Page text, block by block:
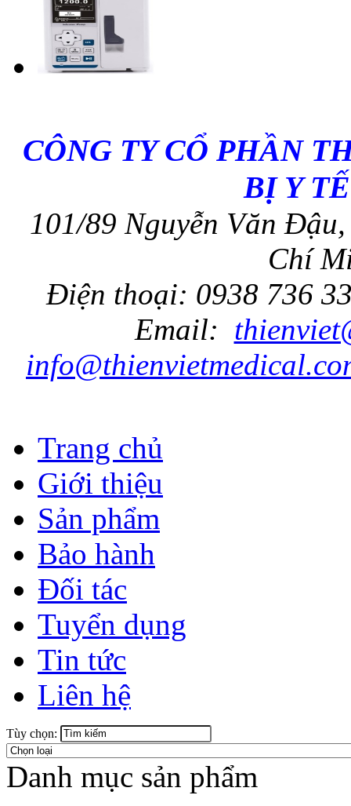
CÔNG TY CỔ PHẦN
BỊ Y
101/89 Nguyễn Văn
Chí
Điện thoại: 0938 736
Email:
Trang chủ
Giới thiệu
Sản phẩm
Bảo hành
Đối tác
Tuyển dụng
Tin tức
Liên hệ
Tùy chọn:
Danh mục sản phẩm